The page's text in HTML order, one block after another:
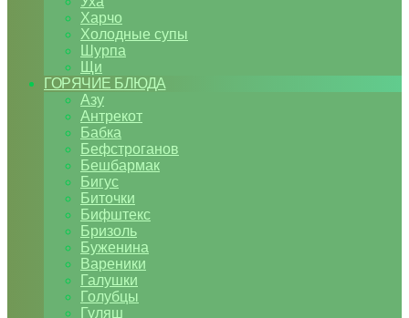
Харчо
Холодные супы
Шурпа
Щи
ГОРЯЧИЕ БЛЮДА
Азу
Антрекот
Бабка
Бефстроганов
Бешбармак
Бигус
Биточки
Бифштекс
Бризоль
Буженина
Вареники
Галушки
Голубцы
Гуляш